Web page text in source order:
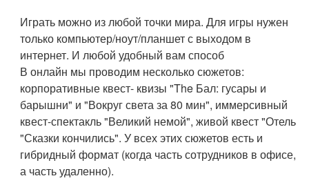
Играть можно из любой точки мира. Для игры нужен
только компьютер/ноут/планшет с выходом в
интернет. И любой удобный вам способ
В онлайн мы проводим несколько сюжетов:
корпоративные квест- квизы "The Бал: гусары и
барышни" и "Вокруг света за 80 мин", иммерсивный
квест-спектакль "Великий немой", живой квест "Отель
"Сказки кончились". У всех этих сюжетов есть и
гибридный формат (когда часть сотрудников в офисе,
а часть удаленно).